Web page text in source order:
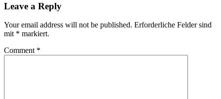
Leave a Reply
Your email address will not be published. Erforderliche Felder sind
mit * markiert.
Comment *